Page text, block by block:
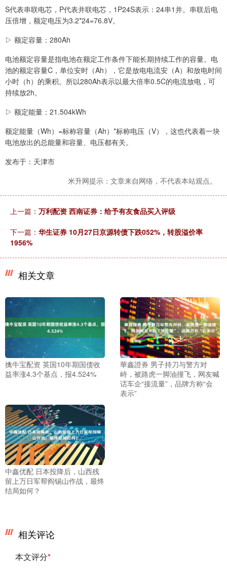
S代表串联电芯，P代表并联电芯，1P24S表示：24串1并。串联后电
压倍增，额定电压为3.2*24=76.8V。
▷ 额定容量：280Ah
电池额定容量是指电池在额定工作条件下能长期持续工作的容量。电
池的额定容量C，单位安时（Ah），它是放电电流安（A）和放电时间
小时（h）的乘积。所以280Ah表示以最大倍率0.5C的电流放电，可
持续放2h。
▷ 额定能量：21.504kWh
额定能量（Wh）=标称容量（Ah）*标称电压（V），这也代表着一块
电池放出的总能量和容量、电压都有关。
发布于：天津市
米升网提示：文章来自网络，不代表本站观点。
上一篇： 万利配资 西南证券：给予有友食品买入评级
下一篇： 华生证券 10月27日京源转债下跌052%，转股溢价率
1956%
相关文章
擒牛宝配资 英国10年期国债收
益率涨4.3个基点，报4.524%
華鑫證券 男子持刀与警方对
峙，被路虎一脚油撞飞，网友喊
话车企“接流量”，品牌方称“会
表示”
中鑫优配 日本投降后，山西残
留上万日军帮阎锡山作战，最终
结局如何？
相关评论
本文评分*